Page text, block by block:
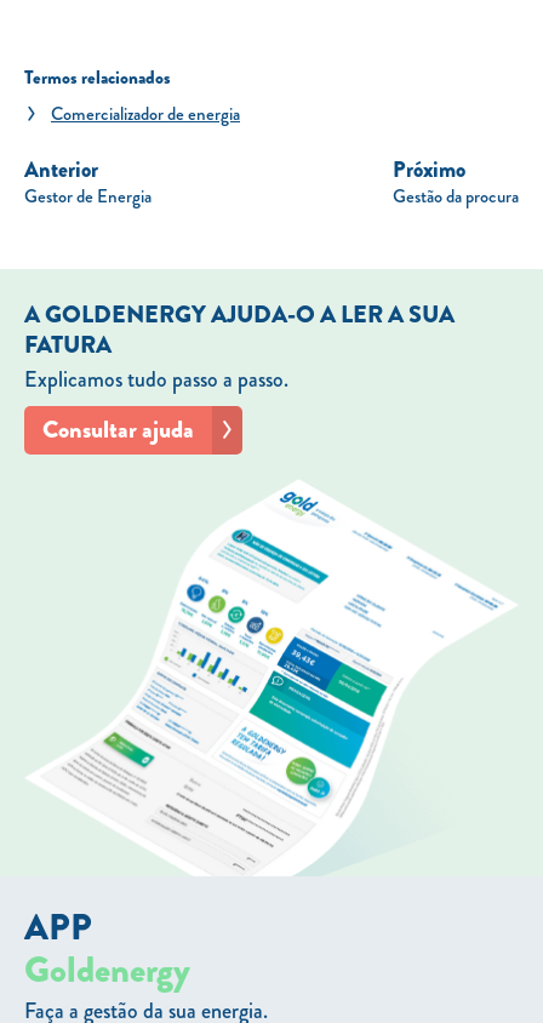
Termos relacionados
Comercializador de energia
Anterior
Gestor de Energia
Próximo
Gestão da procura
A GOLDENERGY AJUDA-O A LER A SUA
FATURA
Explicamos tudo passo a passo.
Consultar ajuda
APP
Goldenergy
Faça a gestão da sua energia.